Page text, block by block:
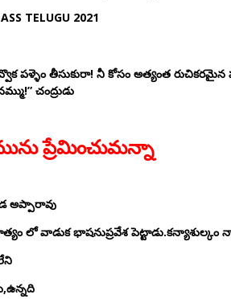
TELUGU 2021
పళ్ళెం తీసుకురా! నీ కోసం అత్యంత రుచికరమైన
చంద్రుడు
ప్రేమించుమన్నా
అప్పారావు
లో వాడుక భాషనుప్రవేశ పెట్టాడు.కన్యాశుల్కం